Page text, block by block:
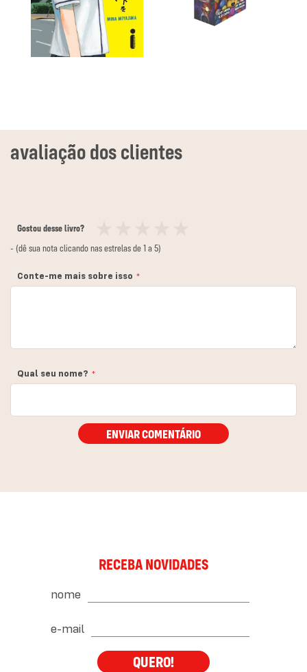
Gostou desse livro?
12
3
4
5
- (dê sua nota clicando nas estrelas de 1 a 5)
Conte-me mais sobre isso
Qual seu nome?
ENVIAR COMENTÁRIO
RECEBA NOVIDADES
nome
e-mail
QUERO!